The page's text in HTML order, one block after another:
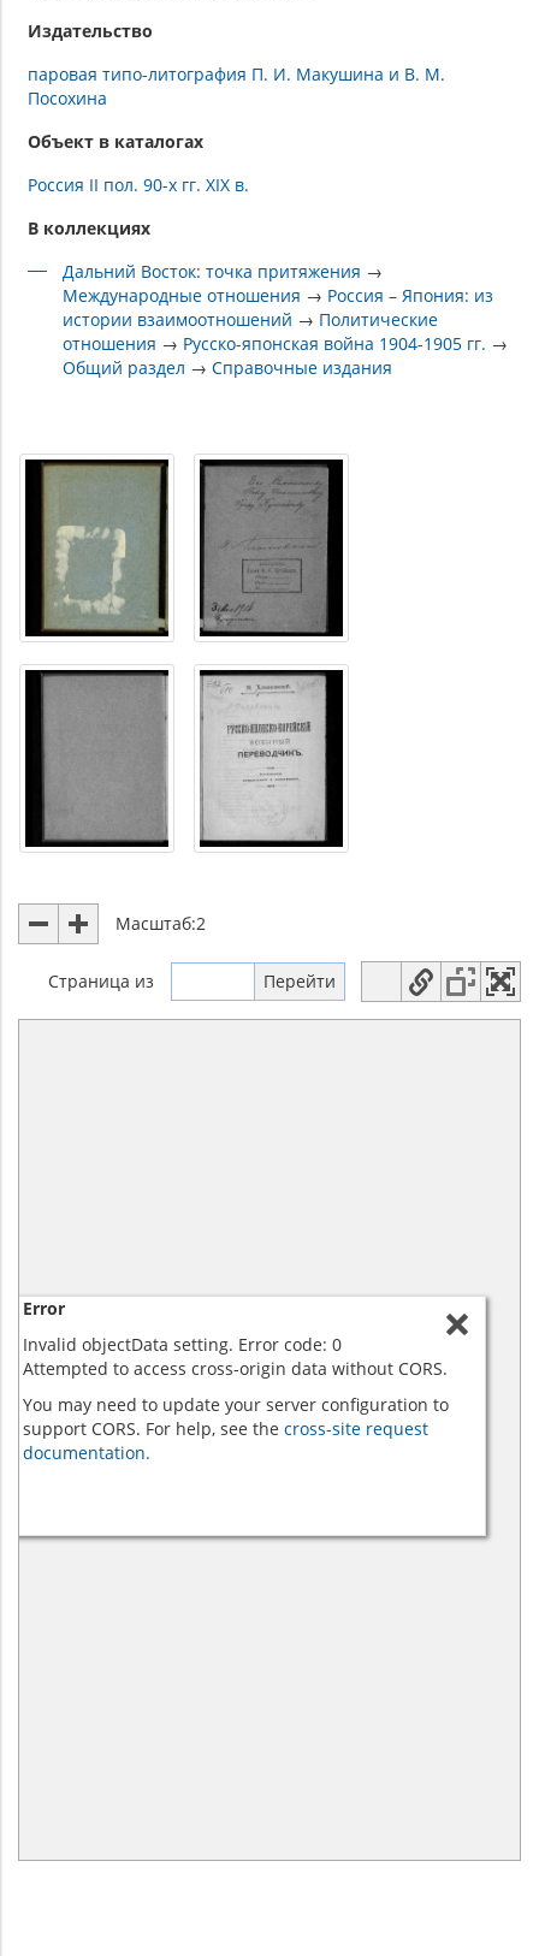
Издательство
паровая типо-литография П. И. Макушина и В. М.
Посохина
Объект в каталогах
Россия II пол. 90-х гг. XIX в.
В коллекциях
Дальний Восток: точка притяжения →
Международные отношения → Россия – Япония: из
истории взаимоотношений → Политические
отношения → Русско-японская война 1904-1905 гг. →
Общий раздел →Справочные издания
Масштаб:2
Страница из
Error
Invalid objectData setting. Error code: 0
Attempted to access cross-origin data without CORS.
You may need to update your server configuration to
support CORS. For help, see the cross-site request
documentation.